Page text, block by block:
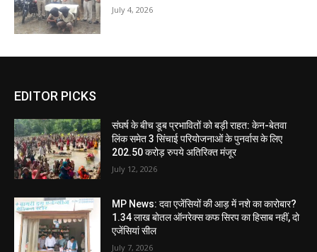
July 4, 2026
EDITOR PICKS
संघर्ष के बीच डूब प्रभावितों को बड़ी राहत: केन-बेतवा
लिंक समेत 3 सिंचाई परियोजनाओं के पुनर्वास के लिए
202.50 करोड़ रुपये अतिरिक्त मंजूर
July 12, 2026
MP News: दवा एजेंसियों की आड़ में नशे का कारोबार?
1.34 लाख बोतल ऑनरेक्स कफ सिरप का हिसाब नहीं, दो
एजेंसियां सील
July 7, 2026